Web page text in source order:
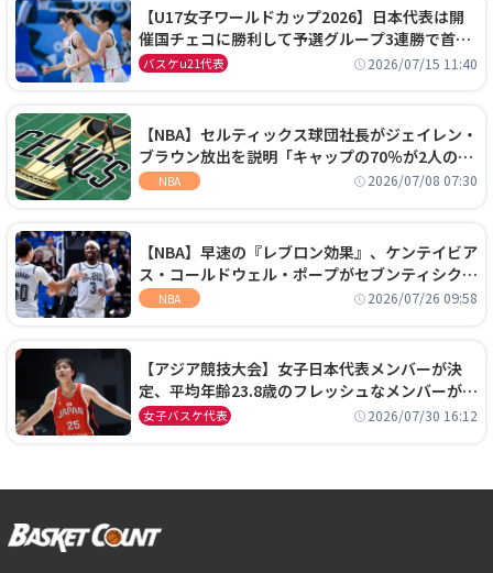
【U17女子ワールドカップ2026】日本代表は開
催国チェコに勝利して予選グループ3連勝で首位
通過！準々決勝の相手はエジプトに決定
バスケu21代表 2026/07/15 11:40
【NBA】セルティックス球団社長がジェイレン・
ブラウン放出を説明「キャップの70％が2人の選
手に集中するチームでは勝てない」
NBA 2026/07/08 07:30
【NBA】早速の『レブロン効果』、ケンテイビア
ス・コールドウェル・ポープがセブンティシクサ
ーズに1年契約で加入
NBA 2026/07/26 09:58
【アジア競技大会】女子日本代表メンバーが決
定、平均年齢23.8歳のフレッシュなメンバーが日
本開催の大舞台で頂点を狙う
女子バスケ代表 2026/07/30 16:12